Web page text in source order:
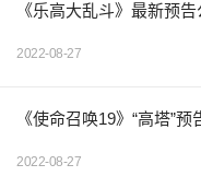
《乐高大乱斗》最新预
2022-08-27
《使命召唤19》“高塔”
2022-08-27